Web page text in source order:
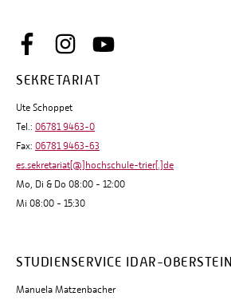
SEKRETARIAT
Ute Schoppet
Tel.: 06781 9463-0
Fax: 06781 9463-63
es.sekretariat[@]hochschule-trier[.]de
Mo, Di & Do 08:00 - 12:00
Mi 08:00 - 15:30
STUDIENSERVICE IDAR-OBERSTEIN
Manuela Matzenbacher